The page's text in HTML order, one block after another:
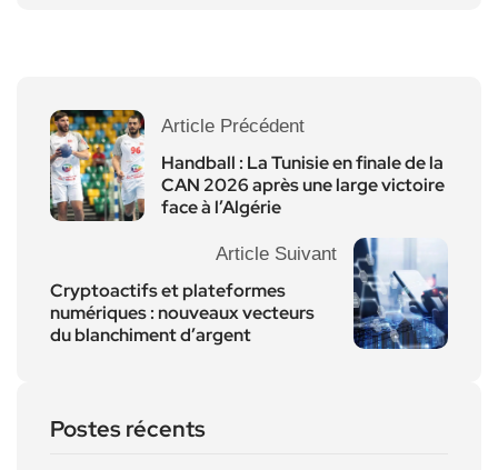
Article Précédent
Handball : La Tunisie en finale de la
CAN 2026 après une large victoire
face à l’Algérie
Article Suivant
Cryptoactifs et plateformes
numériques : nouveaux vecteurs
du blanchiment d’argent
Postes récents